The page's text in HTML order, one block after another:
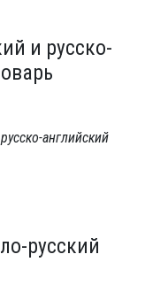
и русско-
английский
русский